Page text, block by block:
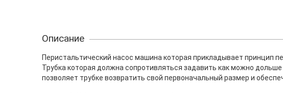
Описание
Перистальтический насос машина которая прикладывает принцип
Трубка которая должна сопротивляться задавить как можно
позволяет трубке возвратить свой первоначальный размер и